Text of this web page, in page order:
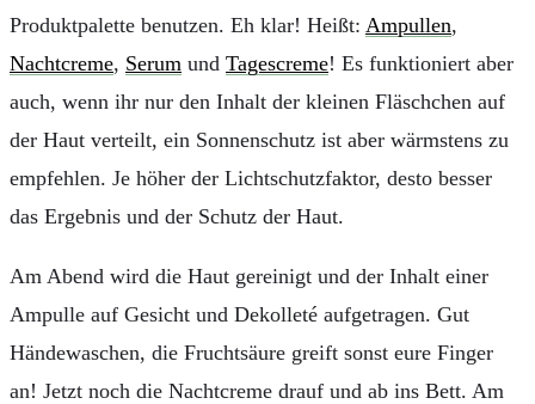
Produktpalette benutzen. Eh klar! Heißt: Ampullen,
Nachtcreme, Serum und Tagescreme! Es funktioniert aber
auch, wenn ihr nur den Inhalt der kleinen Fläschchen auf
der Haut verteilt, ein Sonnenschutz ist aber wärmstens zu
empfehlen. Je höher der Lichtschutzfaktor, desto besser
das Ergebnis und der Schutz der Haut.
Am Abend wird die Haut gereinigt und der Inhalt einer
Ampulle auf Gesicht und Dekolleté aufgetragen. Gut
Händewaschen, die Fruchtsäure greift sonst eure Finger
an! Jetzt noch die Nachtcreme drauf und ab ins Bett. Am